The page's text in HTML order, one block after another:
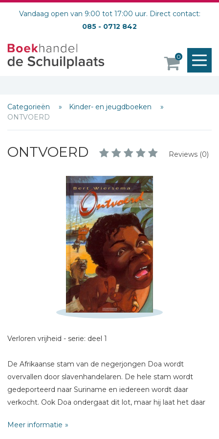
Vandaag open van 9:00 tot 17:00 uur. Direct contact:
085 - 0712 842
0
Categorieën
Kinder- en jeugdboeken
ONTVOERD
ONTVOERD Reviews (0)
Verloren vrijheid - serie: deel 1
De Afrikaanse stam van de negerjongen Doa wordt
overvallen door slavenhandelaren. De hele stam wordt
gedeporteerd naar Suriname en iedereen wordt daar
verkocht. Ook Doa ondergaat dit lot, maar hij laat het daar
Spannende avonturen in een boeiende tijd!
Meer informatie
Schrijf hieronder je review!
E-mail *